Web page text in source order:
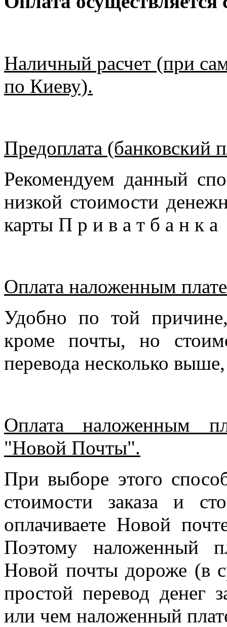
Наличный расчет (при
по Киеву).
Предоплата (банковский
Рекомендуем данный
низкой стоимости
карты П р и в а т б а н к
Оплата наложенным
Удобно по той
кроме почты, но
перевода несколько
Оплата наложенным
"Новой Почты".
При выборе этого
стоимости заказа и
оплачиваете Новой
Поэтому наложенный
Новой почты дороже (в
простой перевод денег
или чем наложенный